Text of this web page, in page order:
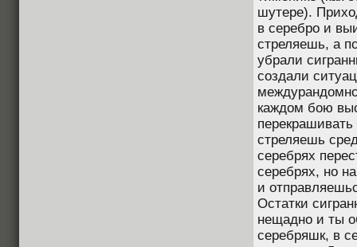
шутере).
в серебро и
стреляешь, а
убрали
создали
каждом бою
перекрашивать
стреляешь
серебрях
серебрях, но
и
Остатки
нещадно и ты
серебряшк, в